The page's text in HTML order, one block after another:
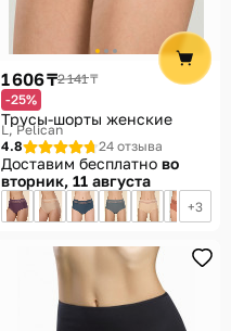
1 606 ₸2 141 ₸
-25%
Трусы-шорты женские
L Pelican
4.8
24 отзыва
Доставим бесплатно во
вторник, 11 августа
3